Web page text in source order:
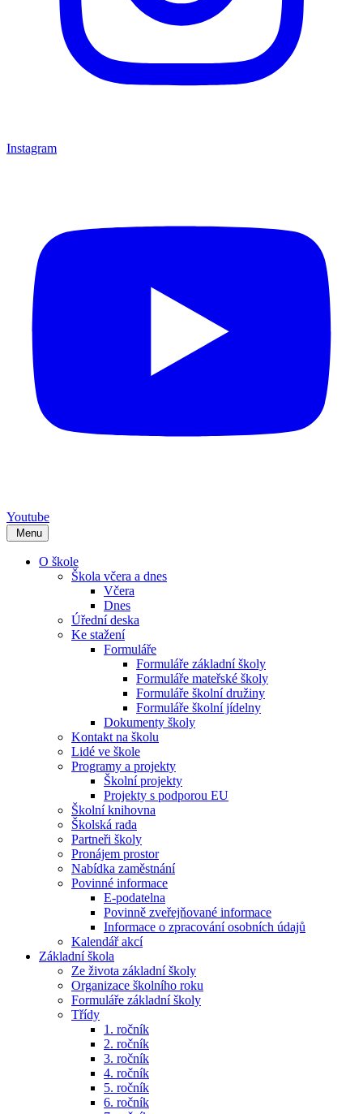
Instagram
Youtube
Menu
O škole
Škola včera a dnes
Včera
Dnes
Úřední deska
Ke stažení
Formuláře
Formuláře základní školy
Formuláře mateřské školy
Formuláře školní družiny
Formuláře školní jídelny
Dokumenty školy
Kontakt na školu
Lidé ve škole
Programy a projekty
Školní projekty
Projekty s podporou EU
Školní knihovna
Školská rada
Partneři školy
Pronájem prostor
Nabídka zaměstnání
Povinné informace
E-podatelna
Povinně zveřejňované informace
Informace o zpracování osobních údajů
Kalendář akcí
Základní škola
Ze života základní školy
Organizace školního roku
Formuláře základní školy
Třídy
1. ročník
2. ročník
3. ročník
4. ročník
5. ročník
6. ročník